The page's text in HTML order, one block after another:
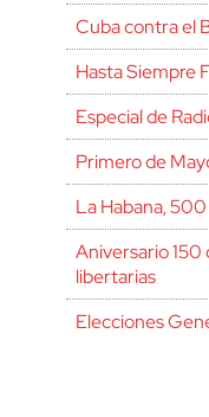
Cuba contra el
Hasta Siempre
Especial de
Primero de
La Habana,
Aniversario 150
libertarias
Elecciones